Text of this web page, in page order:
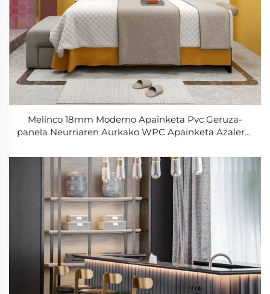
Melinco 18mm Moderno Apainketa Pvc Geruza-
panela Neurriaren Aurkako WPC Apainketa Azalera-